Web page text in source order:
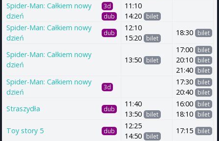
Spider-Man: Całkiem nowy
dzień
3d
dub
11:10
14:20 bilet
Spider-Man: Całkiem nowy
dzień
dub
12:10
15:20 bilet
18:30 bilet
Spider-Man: Całkiem nowy
dzień
13:50 bilet
17:00 bilet
20:10 bilet
21:40 bilet
Spider-Man: Całkiem nowy
dzień
3d
17:30 bilet
20:40 bilet
Straszydła dub
11:40
13:50 bilet
16:00 bilet
18:10 bilet
Toy story 5 dub
12:25
14:50 bilet
17:15 bilet